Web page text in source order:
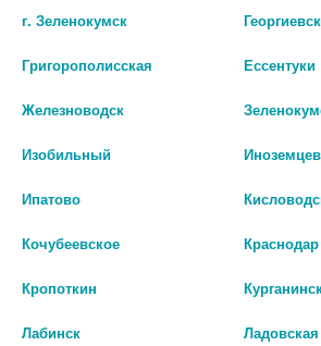
Общество с ограниченной
г. Зеленокумск Георгиевск
Григорополисская Ессентуки
Железноводск
Изобильный
Ипатово
Кочубеевское Краснодар
Кропоткин
Лабинск